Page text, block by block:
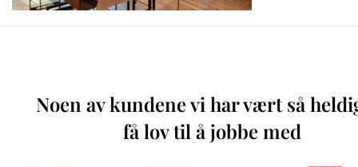
Noen av kundene vi har vært så
få lov til å jobbe med